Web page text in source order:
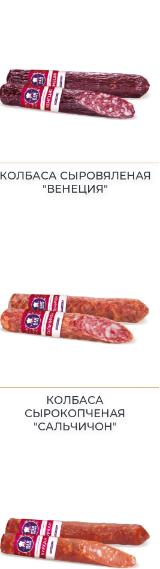
КОЛБАСА СЫРОВЯЛЕНАЯ
"ВЕНЕЦИЯ"
КОЛБАСА
СЫРОКОПЧЕНАЯ
"САЛЬЧИЧОН"